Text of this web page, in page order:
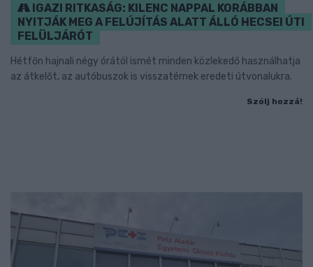
IGAZI RITKASÁG: KILENC NAPPAL KORÁBBAN
NYITJÁK MEG A FELÚJÍTÁS ALATT ÁLLÓ HECSEI ÚTI
FELÜLJÁRÓT
Hétfőn hajnali négy órától ismét minden közlekedő használhatja
az átkelőt, az autóbuszok is visszatérnek eredeti útvonalukra.
Szólj hozzá!